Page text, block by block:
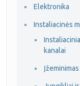
Elektronika
Instaliacinės
kanalai